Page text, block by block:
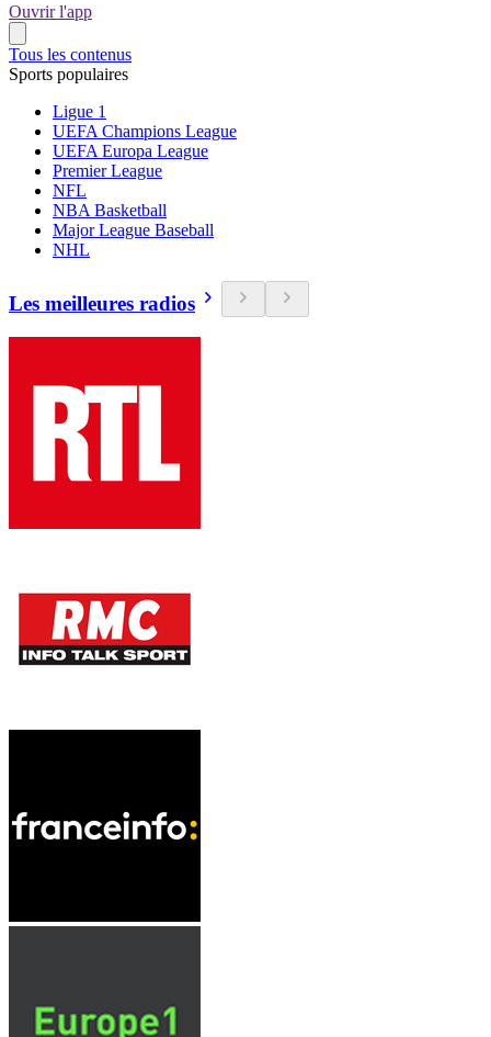
Ouvrir l'app
Tous les contenus
Sports populaires
Ligue 1
UEFA Champions League
UEFA Europa League
Premier League
NFL
NBA Basketball
Major League Baseball
NHL
Les meilleures radios